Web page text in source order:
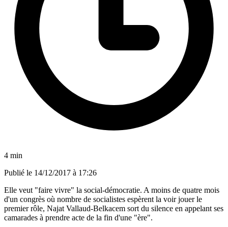
4 min
Publié le 14/12/2017 à 17:26
Elle veut "faire vivre" la social-démocratie. A moins de quatre mois
d'un congrès où nombre de socialistes espèrent la voir jouer le
premier rôle, Najat Vallaud-Belkacem sort du silence en appelant ses
camarades à prendre acte de la fin d'une "ère".